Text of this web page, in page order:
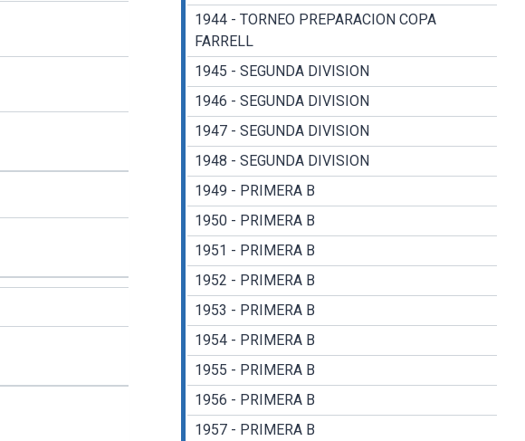
1944 - TORNEO PREPARACION COPA
FARRELL
1945 - SEGUNDA DIVISION
1946 - SEGUNDA DIVISION
1947 - SEGUNDA DIVISION
1948 - SEGUNDA DIVISION
1949 - PRIMERA B
1950 - PRIMERA B
1951 - PRIMERA B
1952 - PRIMERA B
1953 - PRIMERA B
1954 - PRIMERA B
1955 - PRIMERA B
1956 - PRIMERA B
1957 - PRIMERA B